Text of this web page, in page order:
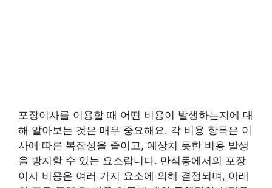
포장이사를 이용할 때 어떤 비용이 발생하는지에 대
해 알아보는 것은 매우 중요해요. 각 비용 항목은 이
사에 따른 복잡성을 줄이고, 예상치 못한 비용 발생
을 방지할 수 있는 요소랍니다. 만석동에서의 포장
이사 비용은 여러 가지 요소에 의해 결정되며, 아래